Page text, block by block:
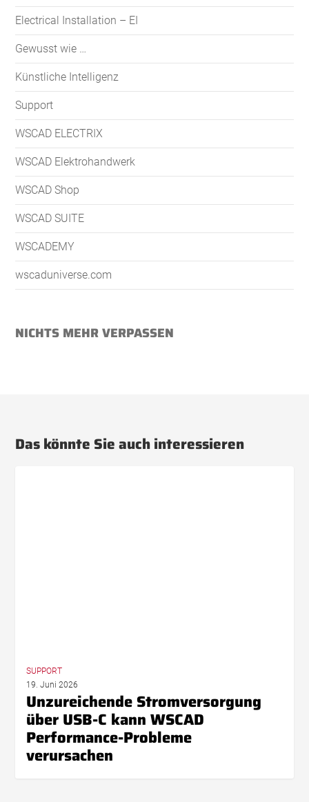
Electrical Installation – EI
Gewusst wie …
Künstliche Intelligenz
Support
WSCAD ELECTRIX
WSCAD Elektrohandwerk
WSCAD Shop
WSCAD SUITE
WSCADEMY
wscaduniverse.com
NICHTS MEHR VERPASSEN
Das könnte Sie auch interessieren
SUPPORT
19. Juni 2026
Unzureichende Stromversorgung
über USB-C kann WSCAD
Performance-Probleme
verursachen